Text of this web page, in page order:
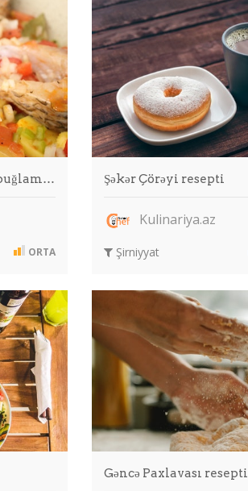
ORTA
Şəkər Çörəyi resepti
Kulinariya.az
Şirniyyat
Gəncə Paxlavası resepti